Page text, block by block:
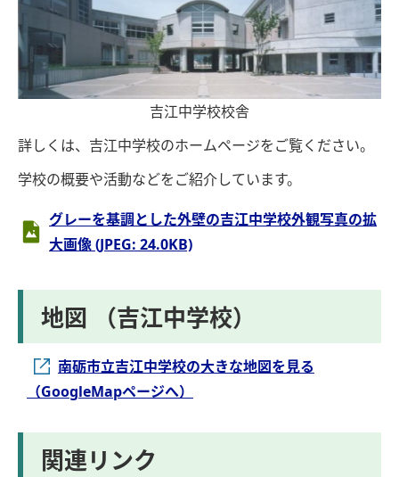
吉江中学校校舎
詳しくは、吉江中学校のホームページをご覧ください。
学校の概要や活動などをご紹介しています。
グレーを基調とした外壁の吉江中学校外観写真の拡
大画像 (JPEG: 24.0KB)
地図 （吉江中学校）
南砺市立吉江中学校の大きな地図を見る
（GoogleMapページへ）
関連リンク